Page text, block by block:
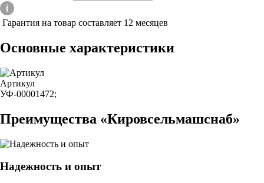
Гарантия на товар составляет 12 месяцев
Основные характеристики
Артикул
УФ-00001472;
Преимущества «Кировсельмашснаб»
Надежность и опыт